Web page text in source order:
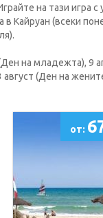
на тази игра с
в Кайруан (всеки
на младежта), 9
(Ден на
от: